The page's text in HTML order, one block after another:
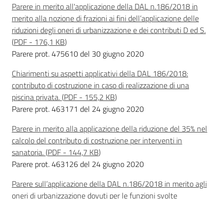
Parere in merito all'applicazione della DAL n.186/2018 in
merito alla nozione di frazioni ai fini dell’applicazione delle
riduzioni degli oneri di urbanizzazione e dei contributi D ed S.
(PDF - 176,1 KB)
Parere prot. 475610 del 30 giugno 2020
Chiarimenti su aspetti applicativi della DAL 186/2018:
contributo di costruzione in caso di realizzazione di una
piscina privata.(PDF - 155,2 KB)
Parere prot. 463171 del 24 giugno 2020
Parere in merito alla applicazione della riduzione del 35% nel
calcolo del contributo di costruzione per interventi in
sanatoria.(PDF - 144,7 KB)
Parere prot. 463126 del 24 giugno 2020
Parere sull’applicazione della DAL n.186/2018 in merito agli
oneri di urbanizzazione dovuti per le funzioni svolte